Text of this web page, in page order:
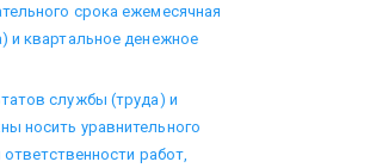
срока ежемесячная
и квартальное денежное
службы (труда) и
носить уравнительного
работ,